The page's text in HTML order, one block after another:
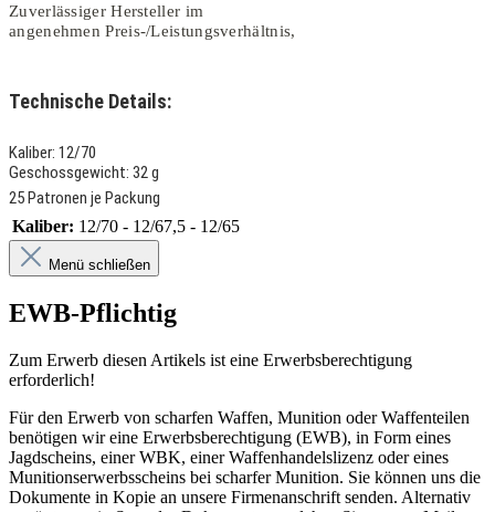
Zuverlässiger Hersteller im
angenehmen Preis-/Leistungsverhältnis,
Technische Details:
Kaliber: 12/70
Geschossgewicht: 32 g
25 Patronen je Packung
Kaliber: 12/70 - 12/67,5 - 12/65
Menü schließen
EWB-Pflichtig
Zum Erwerb diesen Artikels ist eine Erwerbsberechtigung
erforderlich!
Für den Erwerb von scharfen Waffen, Munition oder Waffenteilen
benötigen wir eine Erwerbsberechtigung (EWB), in Form eines
Jagdscheins, einer WBK, einer Waffenhandelslizenz oder eines
Munitionserwerbsscheins bei scharfer Munition. Sie können uns die
Dokumente in Kopie an unsere Firmenanschrift senden. Alternativ